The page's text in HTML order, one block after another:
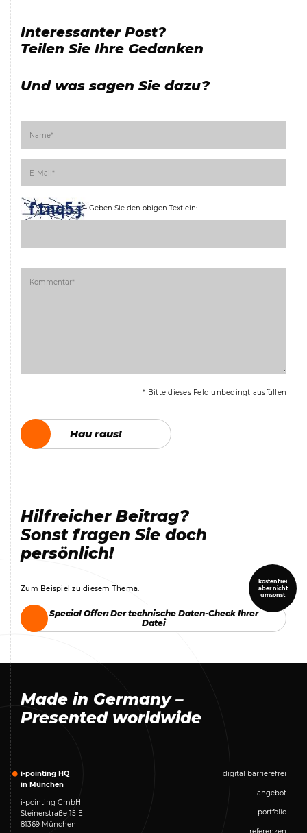
Interessanter Post?
Teilen Sie Ihre Gedanken
Und was sagen Sie dazu?
Geben Sie den obigen Text ein:
* Bitte dieses Feld unbedingt ausfüllen
Hau raus!
Hau raus!
Hilfreicher Beitrag?
Sonst fragen Sie doch
persönlich!
Zum Beispiel zu diesem Thema:
kostenfrei
aber nicht
umsonst
Special Offer: Der technische Daten-Check Ihrer
Datei
Special Offer: Der technische Daten-Check Ihrer
Datei
Made in Germany –
Presented worldwide
i-pointing HQ
in München
i-pointing GmbH
Steinerstraße 15 E
81369 München
digital barrierefrei
angebot
portfolio
referenzen